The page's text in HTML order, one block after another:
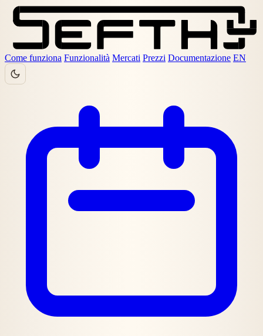
Come funziona Funzionalità Mercati Prezzi Documentazione EN